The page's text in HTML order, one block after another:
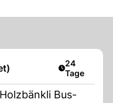
Artikel
24
Tage
Bus-